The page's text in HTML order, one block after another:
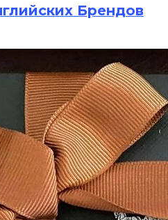
Брендов